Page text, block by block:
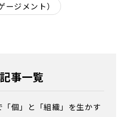
ジメント）
事一覧
個」と「組織」を生かす